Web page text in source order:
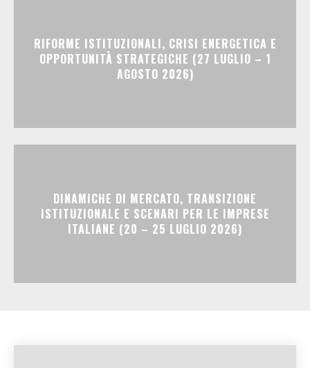
RIFORME ISTITUZIONALI, CRISI ENERGETICA E
OPPORTUNITÀ STRATEGICHE (27 LUGLIO – 1
AGOSTO 2026)
DINAMICHE DI MERCATO, TRANSIZIONE
ISTITUZIONALE E SCENARI PER LE IMPRESE
ITALIANE (20 – 25 LUGLIO 2026)